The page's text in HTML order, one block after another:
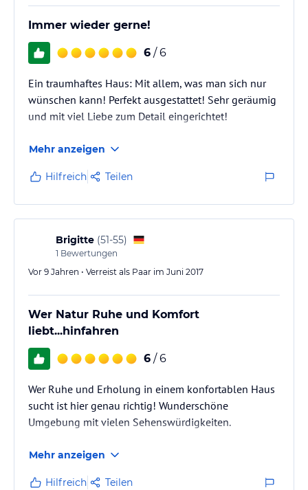
Immer wieder gerne!
6 / 6
Ein traumhaftes Haus: Mit allem, was man sich nur
wünschen kann! Perfekt ausgestattet! Sehr geräumig
und mit viel Liebe zum Detail eingerichtet!
Mehr anzeigen
Hilfreich Teilen
Brigitte (51-55)
1 Bewertungen
Vor 9 Jahren • Verreist als Paar im Juni 2017
Wer Natur Ruhe und Komfort
liebt...hinfahren
6 / 6
Wer Ruhe und Erholung in einem konfortablen Haus
sucht ist hier genau richtig! Wunderschöne
Umgebung mit vielen Sehenswürdigkeiten.
Mehr anzeigen
Hilfreich Teilen